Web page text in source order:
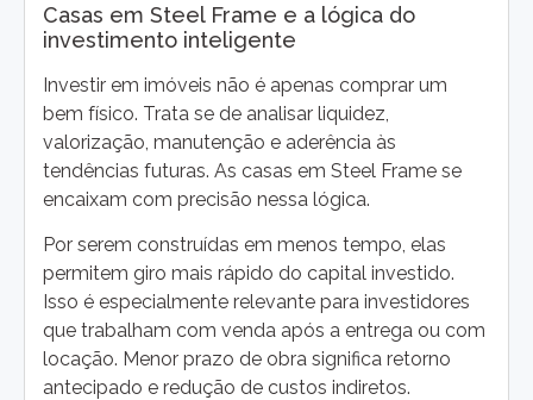
Casas em Steel Frame e a lógica do
investimento inteligente
Investir em imóveis não é apenas comprar um
bem físico. Trata se de analisar liquidez,
valorização, manutenção e aderência às
tendências futuras. As casas em Steel Frame se
encaixam com precisão nessa lógica.
Por serem construídas em menos tempo, elas
permitem giro mais rápido do capital investido.
Isso é especialmente relevante para investidores
que trabalham com venda após a entrega ou com
locação. Menor prazo de obra significa retorno
antecipado e redução de custos indiretos.